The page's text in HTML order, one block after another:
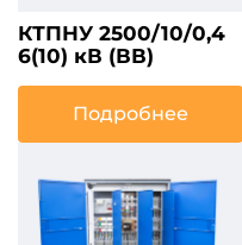
КТПНУ 2500/10/0,4
6(10) кВ (ВВ)
Подробнее